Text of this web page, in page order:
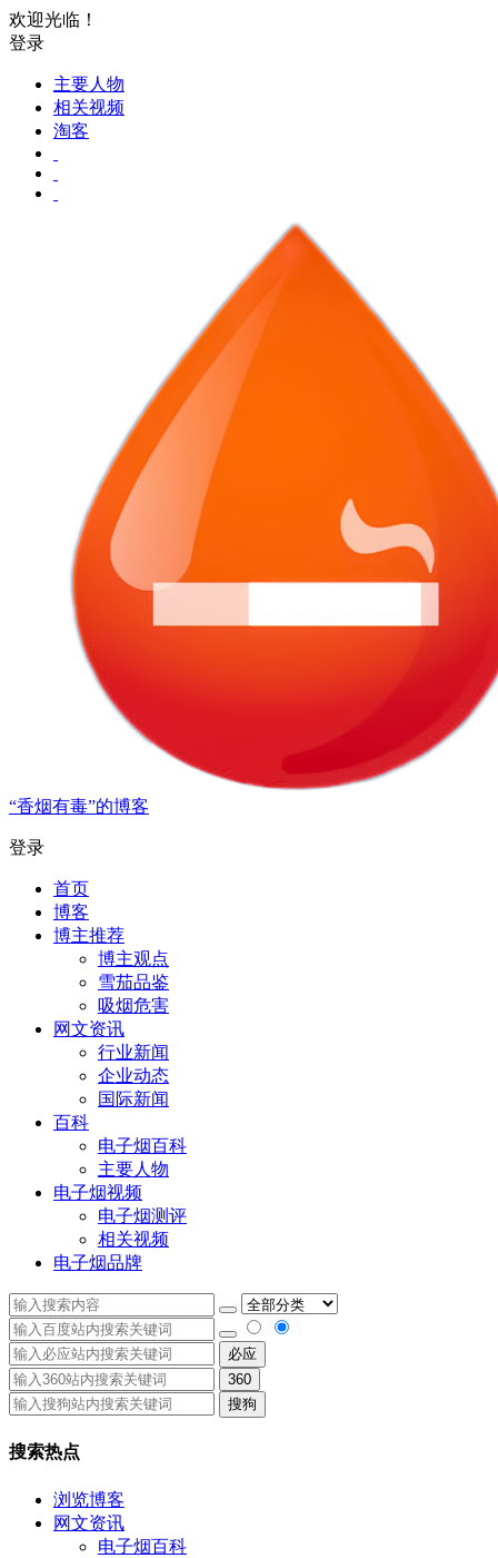
欢迎光临！
登录
主要人物
相关视频
淘客
“香烟有毒”的博客
登录
首页
博客
博主推荐
博主观点
雪茄品鉴
吸烟危害
网文资讯
行业新闻
企业动态
国际新闻
百科
电子烟百科
主要人物
电子烟视频
电子烟测评
相关视频
电子烟品牌
必应
360
搜狗
搜索热点
浏览博客
网文资讯
电子烟百科